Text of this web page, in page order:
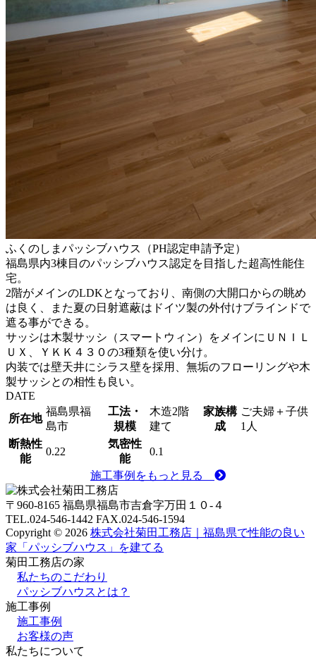
ふくのしまパッシブハウス（PH認定申請予定）
福島県内3棟目のパッシブハウス認定を目指した超高性能住
宅。
2階がメインのLDKとなっており、南側の大開口からの眺め
は良く、また夏の日射遮蔽はドイツ製の外付けブラインドで
遮る事ができる。
サッシは木製サッシ（スマートウィン）をメインにＵＮＩＬ
ＵＸ、ＹＫＫ４３０の3種類を使い分け。
内装では壁天井にシラス壁を採用、無垢のフローリングや木
製サッシとの相性も良い。
DATE
所在地
福島県福
島市
⼯法・
規模
木造2階
建て
家族構
成
ご夫婦＋子供
1人
断熱性
能
0.22
気密性
能
0.1
施工事例をもっと見る
〒960-8165 福島県福島市吉倉字万田１０-４
TEL.024-546-1442 FAX.024-546-1594
Copyright © 2026 株式会社菊田工務店｜福島県で性能の良い
家「パッシブハウス」を建てる
菊田工務店の家
私たちのこだわり
パッシブハウスとは？
施⼯事例
施⼯事例
お客様の声
私たちについて